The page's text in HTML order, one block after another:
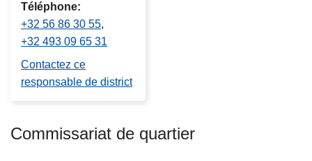
Téléphone
+32 56 86 30 55
+32 493 09 65 31
Contactez ce
responsable de district
Commissariat de quartier